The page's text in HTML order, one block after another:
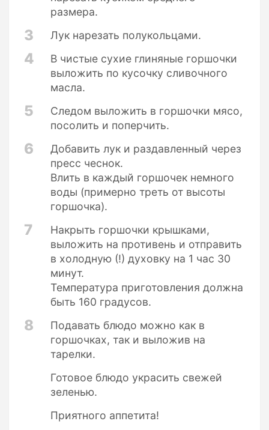
размера.
3 Лук нарезать полукольцами.
4
В чистые сухие глиняные горшочки
выложить по кусочку сливочного
масла.
5
Следом выложить в горшочки мясо,
посолить и поперчить.
6
Добавить лук и раздавленный через
пресс чеснок.
Влить в каждый горшочек немного
воды (примерно треть от высоты
горшочка).
7
Накрыть горшочки крышками,
выложить на противень и отправить
в холодную (!) духовку на 1 час 30
минут.
Температура приготовления должна
быть 160 градусов.
8
Подавать блюдо можно как в
горшочках, так и выложив на
тарелки.
Готовое блюдо украсить свежей
зеленью.
Приятного аппетита!